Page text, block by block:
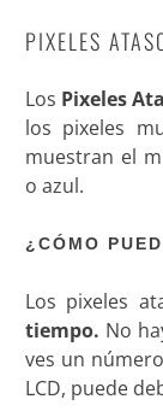
PIXELES
Los Pixeles
los pixeles
muestran el
o azul.
¿CÓMO
Los pixeles
tiempo. No
ves un
LCD, puede